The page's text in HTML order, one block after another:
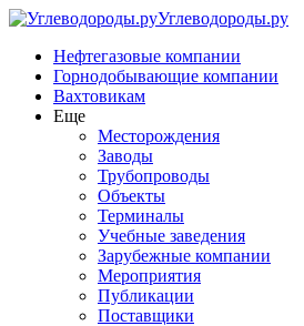
Углеводороды.ру
Нефтегазовые компании
Горнодобывающие компании
Вахтовикам
Еще
Месторождения
Заводы
Трубопроводы
Объекты
Терминалы
Учебные заведения
Зарубежные компании
Мероприятия
Публикации
Поставщики